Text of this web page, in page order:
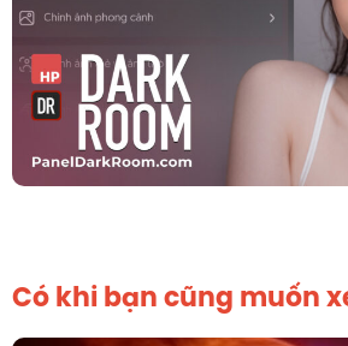
Có khi bạn cũng muốn